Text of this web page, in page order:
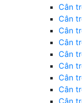
Cân
Cân
Cân
Cân
Cân
Cân
Cân
Cân